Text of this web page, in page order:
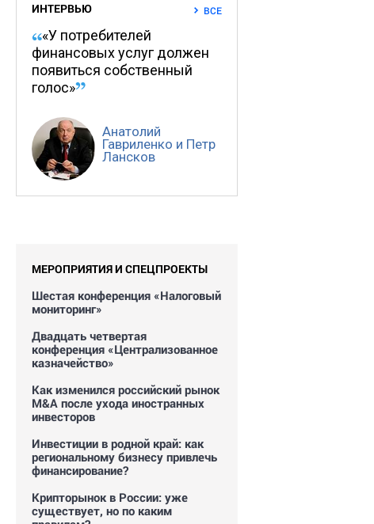
ИНТЕРВЬЮ ВСЕ
«У потребителей
финансовых услуг должен
появиться собственный
голос»
Анатолий
Гавриленко и Петр
Лансков
МЕРОПРИЯТИЯ И СПЕЦПРОЕКТЫ
Шестая конференция «Налоговый
мониторинг»
Двадцать четвертая
конференция «Централизованное
казначейство»
Как изменился российский рынок
M&A после ухода иностранных
инвесторов
Инвестиции в родной край: как
региональному бизнесу привлечь
финансирование?
Крипторынок в России: уже
существует, но по каким